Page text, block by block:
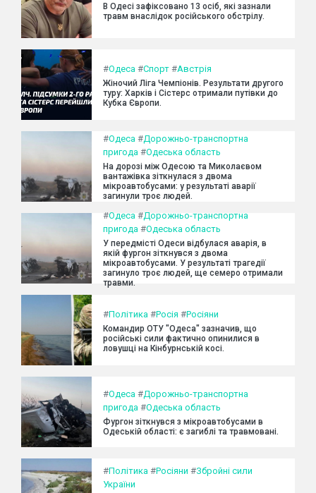
В Одесі зафіксовано 13 осіб, які зазнали
травм внаслідок російського обстрілу.
#Одеса #Спорт #Австрія
Жіночий Ліга Чемпіонів. Результати другого
туру: Харків і Сістерс отримали путівки до
Кубка Європи.
#Одеса #Дорожньо-транспортна
пригода #Одеська область
На дорозі між Одесою та Миколаєвом
вантажівка зіткнулася з двома
мікроавтобусами: у результаті аварії
загинули троє людей.
#Одеса #Дорожньо-транспортна
пригода #Одеська область
У передмісті Одеси відбулася аварія, в
якій фургон зіткнувся з двома
мікроавтобусами. У результаті трагедії
загинуло троє людей, ще семеро отримали
травми.
#Політика #Росія #Росіяни
Командир ОТУ "Одеса" зазначив, що
російські сили фактично опинилися в
ловушці на Кінбурнській косі.
#Одеса #Дорожньо-транспортна
пригода #Одеська область
Фургон зіткнувся з мікроавтобусами в
Одеській області: є загиблі та травмовані.
#Політика #Росіяни #Збройні сили
України